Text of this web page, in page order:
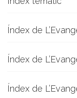
Índex de
Índex de
Índex de